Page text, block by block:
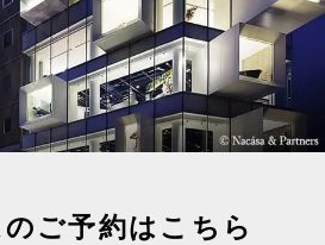
ご予約はこちら